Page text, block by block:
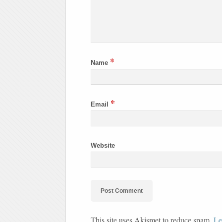
Name *
Email *
Website
This site uses Akismet to reduce spam.